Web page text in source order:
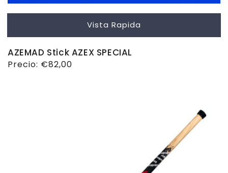
Vista Rapida
AZEMAD Stick AZEX SPECIAL
Precio
Precio: €82,00